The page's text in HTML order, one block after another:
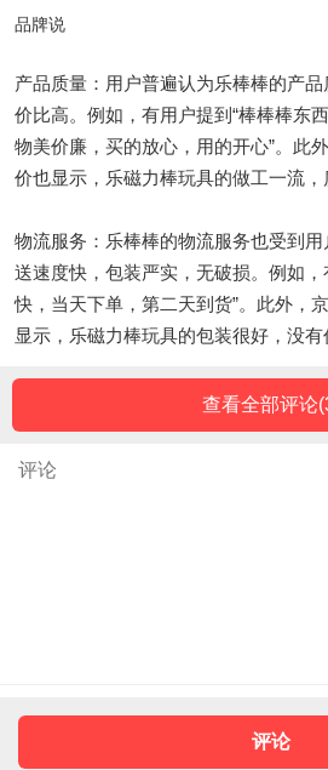
品牌说
产品质量：用户普遍认为乐棒棒的产
价比高。例如，有用户提到“棒棒棒东
物美价廉，买的放心，用的开心”。此
价也显示，乐磁力棒玩具的做工一流，
物流服务：乐棒棒的物流服务也受到
送速度快，包装严实，无破损。例如，
快，当天下单，第二天到货”。此外，
显示，乐磁力棒玩具的包装很好，没有
查看全部评论(
评论